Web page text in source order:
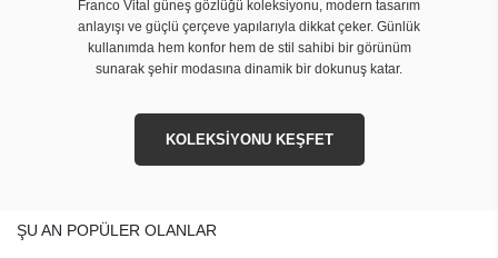
Franco Vital güneş gözlüğü koleksiyonu, modern tasarım
anlayışı ve güçlü çerçeve yapılarıyla dikkat çeker. Günlük
kullanımda hem konfor hem de stil sahibi bir görünüm
sunarak şehir modasına dinamik bir dokunuş katar.
KOLEKSİYONU KEŞFET
ŞU AN POPÜLER OLANLAR